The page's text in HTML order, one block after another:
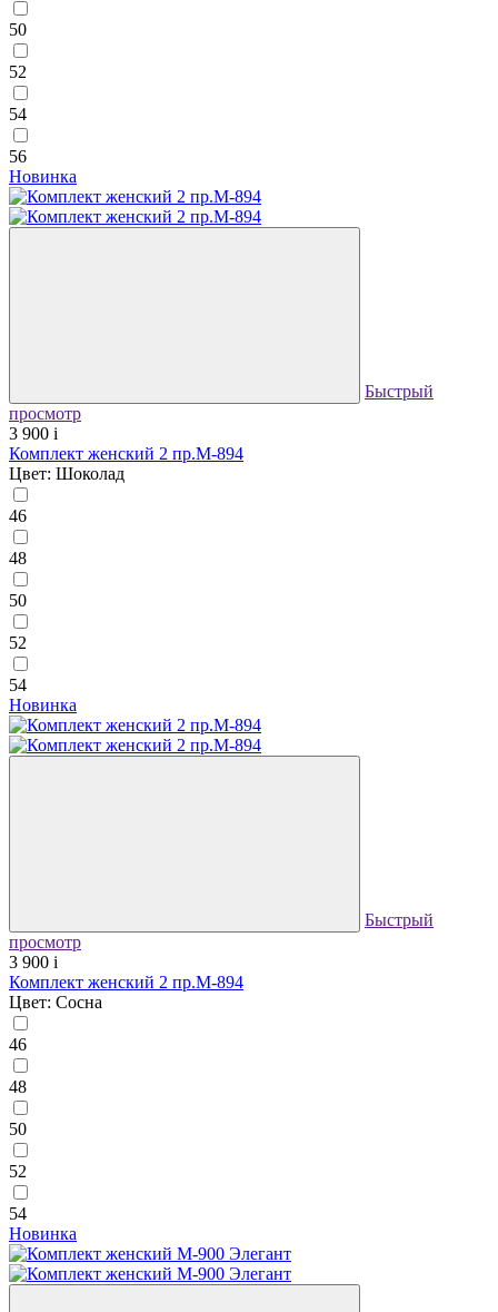
50
52
54
56
Новинка
Быстрый
просмотр
3 900 i
Комплект женский 2 пр.М-894
Цвет: Шоколад
46
48
50
52
54
Новинка
Быстрый
просмотр
3 900 i
Комплект женский 2 пр.М-894
Цвет: Сосна
46
48
50
52
54
Новинка